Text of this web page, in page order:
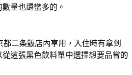
量也還蠻多的。
二条飯店內享用，入住時有拿到
這張黑色飲料單中選擇想要品嘗的